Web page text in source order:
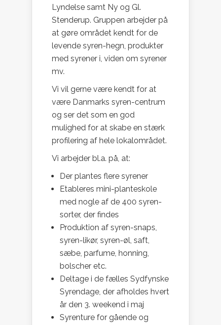
Lyndelse samt Ny og Gl.
Stenderup. Gruppen arbejder på
at gøre området kendt for de
levende syren-hegn, produkter
med syrener i, viden om syrener
mv.
Vi vil gerne være kendt for at
være Danmarks syren-centrum
og ser det som en god
mulighed for at skabe en stærk
profilering af hele lokalområdet.
Vi arbejder bl.a. på, at:
Der plantes flere syrener
Etableres mini-planteskole
med nogle af de 400 syren-
sorter, der findes
Produktion af syren-snaps,
syren-likør, syren-øl, saft,
sæbe, parfume, honning,
bolscher etc.
Deltage i de fælles Sydfynske
Syrendage, der afholdes hvert
år den 3. weekend i maj
Syrenture for gående og